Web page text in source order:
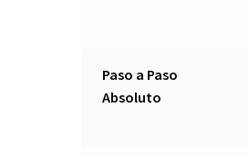
Paso a Paso
Absoluto